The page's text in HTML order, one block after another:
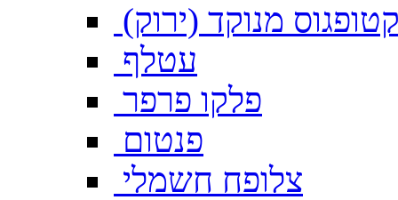
מנוקד (ירוק)
עטלף
פלקו פרפר
פנטום
צלופח חשמלי